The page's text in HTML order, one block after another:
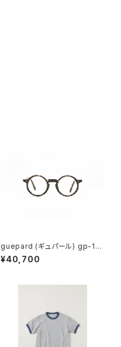
guepard (ギュパール) gp-11
ecaille (clear lens) メガネ
¥40,700